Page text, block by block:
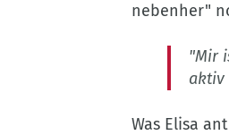
nebenher"
"Mir
aktiv
Was Elisa